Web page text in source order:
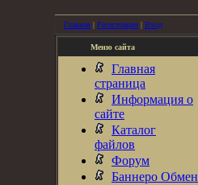
Главная | Регистрация | Вход
Меню сайта
Главная
страница
Информация о
сайте
Каталог
файлов
Форум
Баннеро Обмен